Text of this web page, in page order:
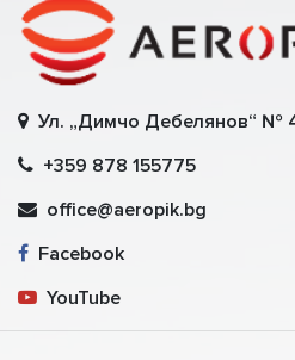
Ул. „Димчо Дебелянов“ №
+359 878 155775
office@aeropik.bg
Facebook
YouTube